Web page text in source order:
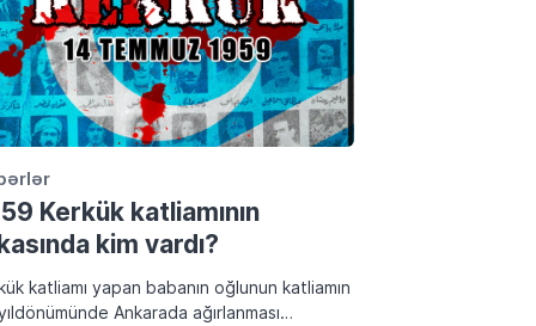
Kerkük katliamının
kim vardı?
katliamı yapan babanın oğlunun katliamın
Ankarada ağırlanması